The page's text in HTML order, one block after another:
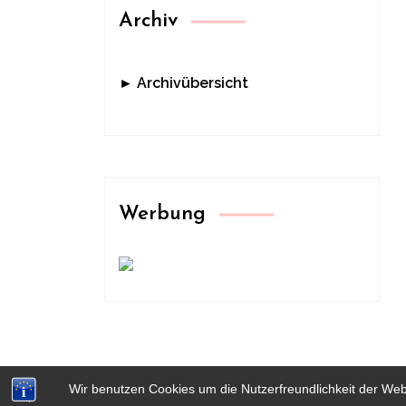
Wir benutzen Cookies um die Nutzerfreundlichkeit der
Archiv
► Archivübersicht
Werbung